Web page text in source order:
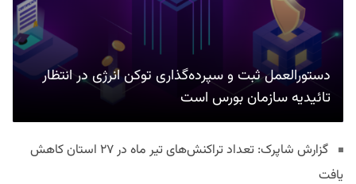
دستورالعمل ثبت و سپرده‌گذاری توکن انرژی در انتظار
تائیدیه سازمان بورس است
گزارش شاپرک: تعداد تراکنش‌های تیر ماه در ۲۷ استان‌ کاهش
یافت